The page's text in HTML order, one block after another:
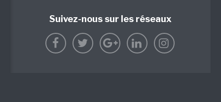
Suivez-nous sur les réseaux